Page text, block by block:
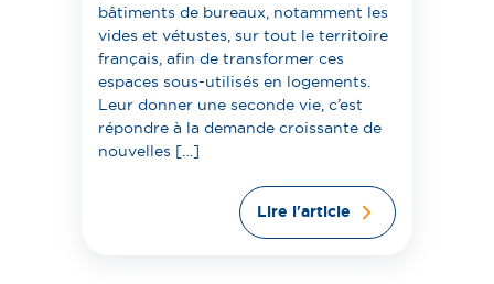
bâtiments de bureaux, notamment les
vides et vétustes, sur tout le territoire
français, afin de transformer ces
espaces sous-utilisés en logements.
Leur donner une seconde vie, c’est
répondre à la demande croissante de
nouvelles […]
Lire l'article